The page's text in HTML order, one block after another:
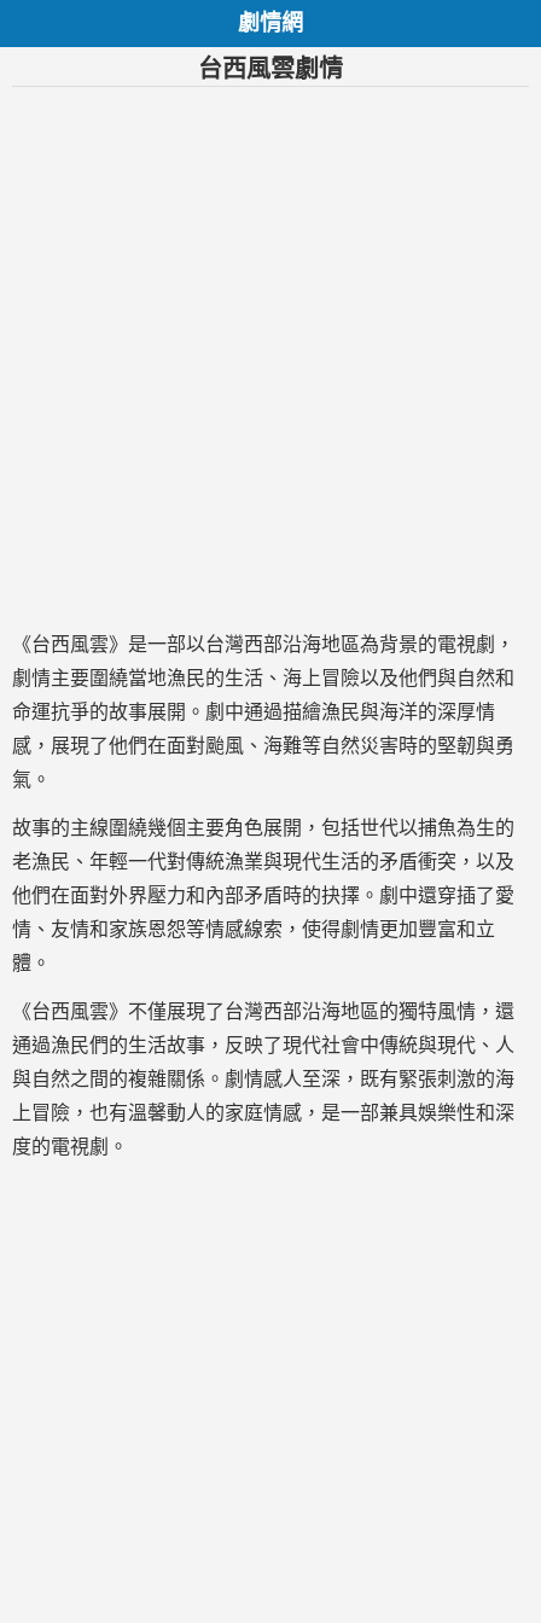
劇情網
台西風雲劇情
《台西風雲》是一部以台灣西部沿海地區為背景的電視劇，
劇情主要圍繞當地漁民的生活、海上冒險以及他們與自然和
命運抗爭的故事展開。劇中通過描繪漁民與海洋的深厚情
感，展現了他們在面對颱風、海難等自然災害時的堅韌與勇
氣。
故事的主線圍繞幾個主要角色展開，包括世代以捕魚為生的
老漁民、年輕一代對傳統漁業與現代生活的矛盾衝突，以及
他們在面對外界壓力和內部矛盾時的抉擇。劇中還穿插了愛
情、友情和家族恩怨等情感線索，使得劇情更加豐富和立
體。
《台西風雲》不僅展現了台灣西部沿海地區的獨特風情，還
通過漁民們的生活故事，反映了現代社會中傳統與現代、人
與自然之間的複雜關係。劇情感人至深，既有緊張刺激的海
上冒險，也有溫馨動人的家庭情感，是一部兼具娛樂性和深
度的電視劇。